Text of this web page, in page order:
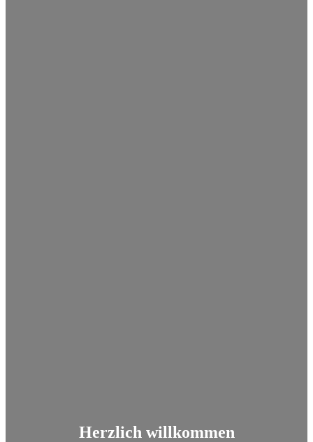
Herzlich willkommen